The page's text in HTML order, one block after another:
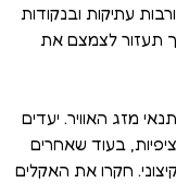
עתיקות ובנקודות
תעזור לצמצם את
מזג האוויר. יעדים
בעוד שאחרים
חקרו את האקלים